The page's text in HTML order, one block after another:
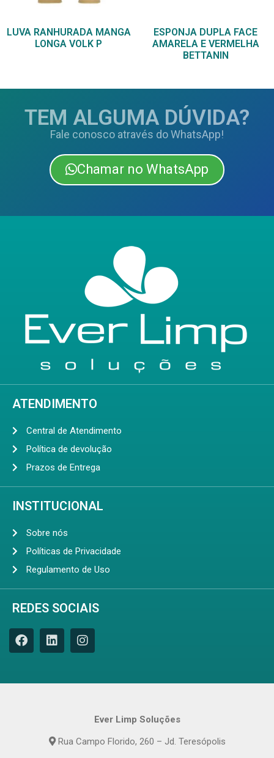
LUVA RANHURADA MANGA
LONGA VOLK P
ESPONJA DUPLA FACE
AMARELA E VERMELHA
BETTANIN
TEM ALGUMA DÚVIDA?
Fale conosco através do WhatsApp!
Chamar no WhatsApp
ATENDIMENTO
Central de Atendimento
Política de devolução
Prazos de Entrega
INSTITUCIONAL
Sobre nós
Políticas de Privacidade
Regulamento de Uso
REDES SOCIAIS
Ever Limp Soluções
Rua Campo Florido, 260 – Jd. Teresópolis